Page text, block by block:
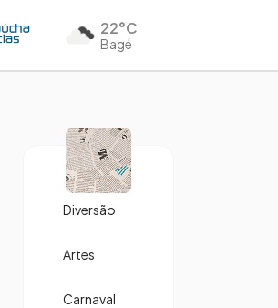
22°C
Bagé
Diversão
Artes
Carnaval